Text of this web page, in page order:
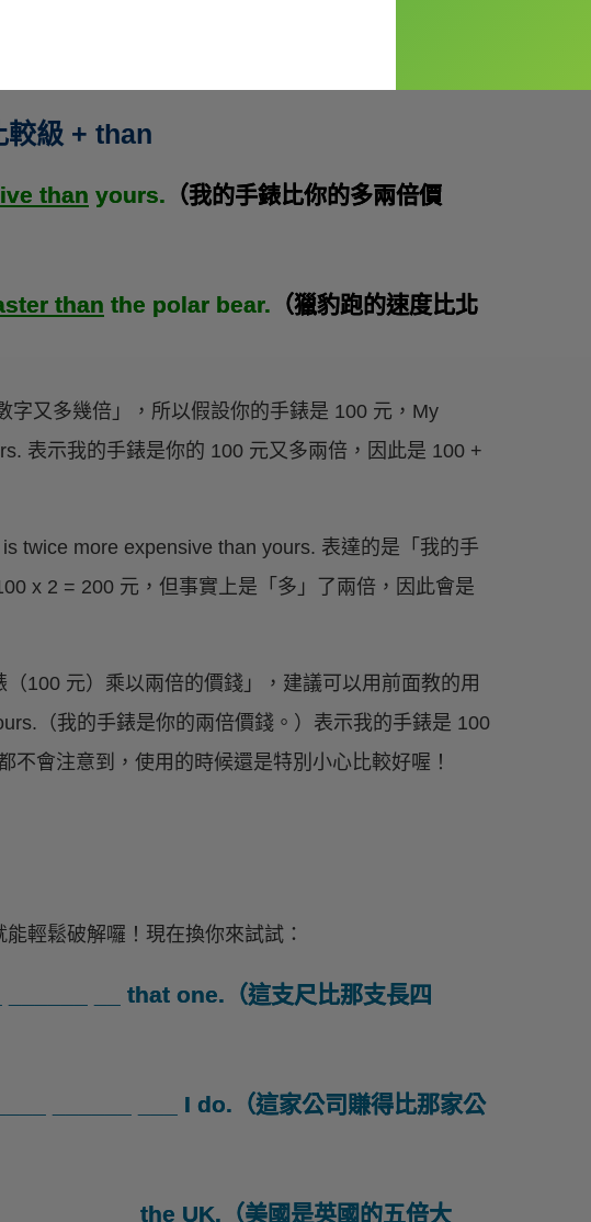
較級 + than
than yours. （我的手錶比你的多兩倍價
than the polar bear. （獵豹跑的速度比北
又多幾倍」，所以假設你的手錶是 100 元，My
表示我的手錶是你的 100 元又多兩倍，因此是 100 +
twice more expensive than yours. 表達的是「我的手
x 2 = 200 元，但事實上是「多」了兩倍，因此會是
100 元）乘以兩倍的價錢」，建議可以用前面教的用
（我的手錶是你的兩倍價錢。）表示我的手錶是 100
會注意到，使用的時候還是特別小心比較好喔！
輕鬆破解囉！現在換你來試試：
__ that one.（這支尺比那支長四
______ ___ I do.（這家公司賺得比那家公
___ the UK.（美國是英國的五倍大